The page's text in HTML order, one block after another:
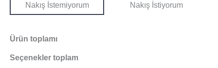
Nakış İstemiyorum Nakış İstiyorum
Ürün toplamı
Seçenekler toplam